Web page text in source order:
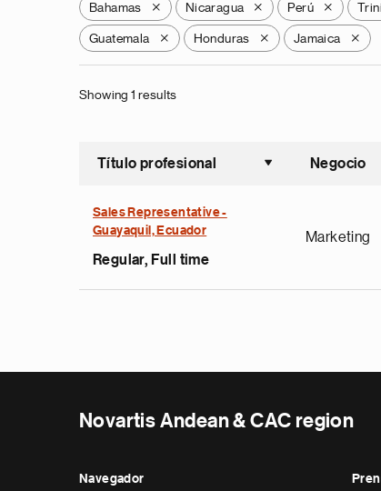
Bahamas X Nicaragua X Perú X
Guatemala X Honduras X Jamaica X
Showing 1 results
Título profesional
Ordenar
Negocio
Sales Representative -
Guayaquil, Ecuador
Regular, Full time
Marketing
Novartis Andean & CAC region
Navegador